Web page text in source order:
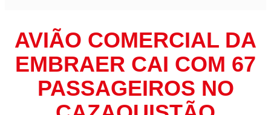
AVIÃO COMERCIAL DA
EMBRAER CAI COM 67
PASSAGEIROS NO